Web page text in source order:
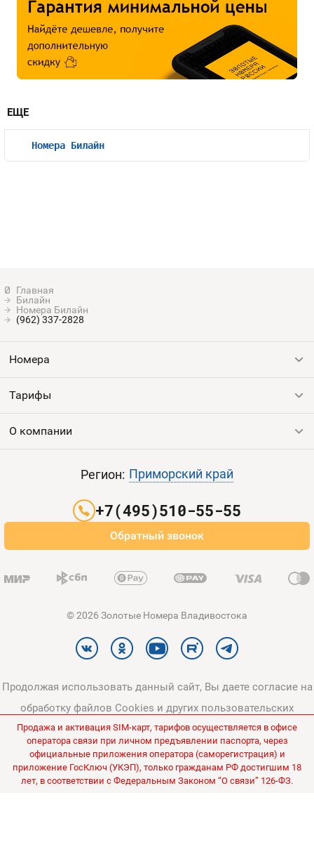
Билайн
Номера Билайн
(962) 337-2828
ЕЩЕ
Номера Билайн
Номера
Все номера
Тарифы
Выгодные тарифы
О компании
Оплата и доставка
Регион: Приморский край
+7(495)510-55-55
Обратный звонок
© 2026 Золотые Номера Владивостока
Продолжая использовать данный сайт, Вы даете согласие на
обработку файлов Cookies и других пользовательских
данных, в соответствии сПолитикой конфиденциальности
Политикой в отношении обработки персональных данных
Все цены на сайте указаны без НДС.
Продажа и активация SIM-карт, тарифов осуществляется в офисе
оператора связи при личном предъявлении паспорта, через
официальные приложения оператора (саморегистрация) и
приложение ГосКлюч (УКЭП), только гражданам РФ достигшим 18
лет, в соответствии с Федеральным Законом “О связи” 126-ФЗ.